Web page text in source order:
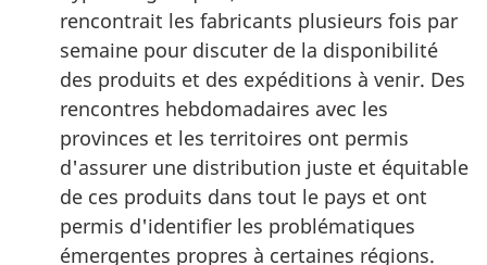
rencontrait les fabricants plusieurs fois par
semaine pour discuter de la disponibilité
des produits et des expéditions à venir. Des
rencontres hebdomadaires avec les
provinces et les territoires ont permis
d'assurer une distribution juste et équitable
de ces produits dans tout le pays et ont
permis d'identifier les problématiques
émergentes propres à certaines régions.